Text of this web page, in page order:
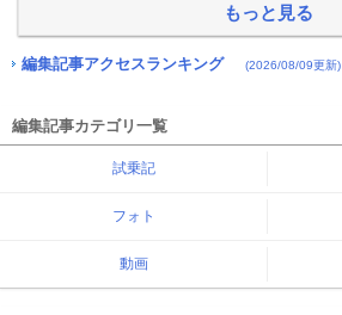
もっと見る
編集記事アクセスランキング (2026/08/09更新)
編集記事カテゴリ一覧
試乗記
フォト
動画